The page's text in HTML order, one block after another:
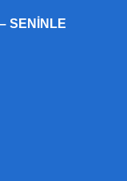
SENINLE